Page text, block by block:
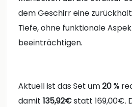
demGeschirreine
Tiefe,ohne funktionale
beeinträchtigen.
Aktuellist das Set um20 %
damit 135,92€statt 169,00€.